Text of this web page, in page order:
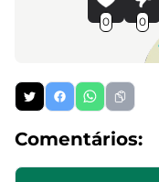
0 0
Comentários: